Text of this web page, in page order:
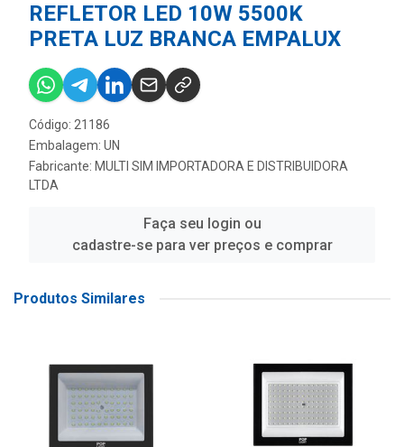
REFLETOR LED 10W 5500K
PRETA LUZ BRANCA EMPALUX
Código: 21186
Embalagem: UN
Fabricante: MULTI SIM IMPORTADORA E DISTRIBUIDORA
LTDA
Faça seu login ou
cadastre-se para ver preços e comprar
Produtos Similares